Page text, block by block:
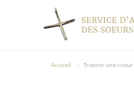
Accueil Trouver une soeur